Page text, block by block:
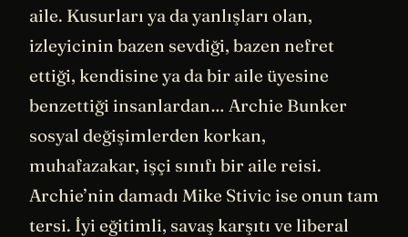
aile. Kusurları ya da yanlışları olan,
izleyicinin bazen sevdiği, bazen nefret
ettiği, kendisine ya da bir aile üyesine
benzettiği insanlardan… Archie Bunker
sosyal değişimlerden korkan,
muhafazakar, işçi sınıfı bir aile reisi.
Archie’nin damadı Mike Stivic ise onun tam
tersi. İyi eğitimli, savaş karşıtı ve liberal